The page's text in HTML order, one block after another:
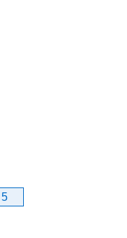
5